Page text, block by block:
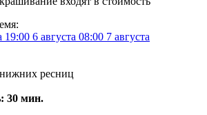
19:00 6 августа 08:00 7 августа
ресниц
30 мин.